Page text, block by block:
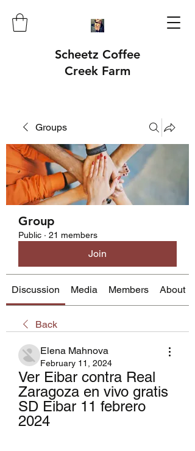
Scheetz Coffee
Creek Farm
Groups
Group
Public · 21 members
Join
Discussion Media Members About
Back
Elena Mahnova
February 11, 2024
Ver Eibar contra Real
Zaragoza en vivo gratis
SD Eibar 11 febrero
2024